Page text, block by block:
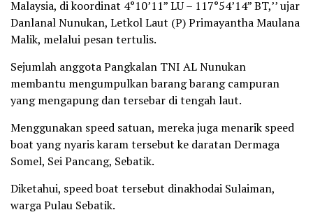
Malaysia, di koordinat 4°10’11” LU – 117°54’14” BT,’’ ujar
Danlanal Nunukan, Letkol Laut (P) Primayantha Maulana
Malik, melalui pesan tertulis.
Sejumlah anggota Pangkalan TNI AL Nunukan
membantu mengumpulkan barang barang campuran
yang mengapung dan tersebar di tengah laut.
Menggunakan speed satuan, mereka juga menarik speed
boat yang nyaris karam tersebut ke daratan Dermaga
Somel, Sei Pancang, Sebatik.
Diketahui, speed boat tersebut dinakhodai Sulaiman,
warga Pulau Sebatik.